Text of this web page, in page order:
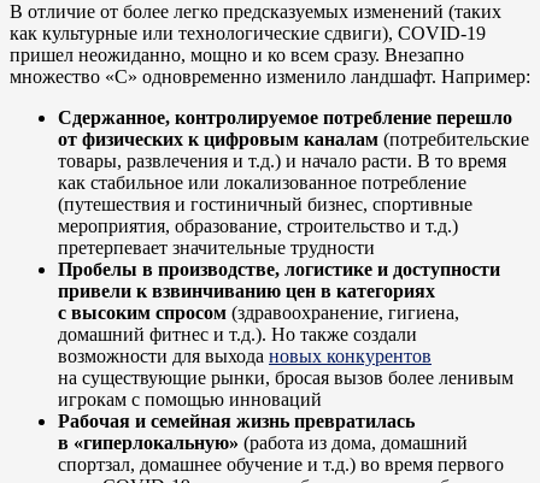
В отличие от более легко предсказуемых изменений (таких
как культурные или технологические сдвиги), COVID-19
пришел неожиданно, мощно и ко всем сразу. Внезапно
множество «C» одновременно изменило ландшафт. Например:
Сдержанное, контролируемое потребление перешло
от физических к цифровым каналам (потребительские
товары, развлечения и т.д.) и начало расти. В то время
как стабильное или локализованное потребление
(путешествия и гостиничный бизнес, спортивные
мероприятия, образование, строительство и т.д.)
претерпевает значительные трудности
Пробелы в производстве, логистике и доступности
привели к взвинчиванию цен в категориях
с высоким спросом (здравоохранение, гигиена,
домашний фитнес и т.д.). Но также создали
возможности для выхода новых конкурентов
на существующие рынки, бросая вызов более ленивым
игрокам с помощью инноваций
Рабочая и семейная жизнь превратилась
в «гиперлокальную» (работа из дома, домашний
спортзал, домашнее обучение и т.д.) во время первого